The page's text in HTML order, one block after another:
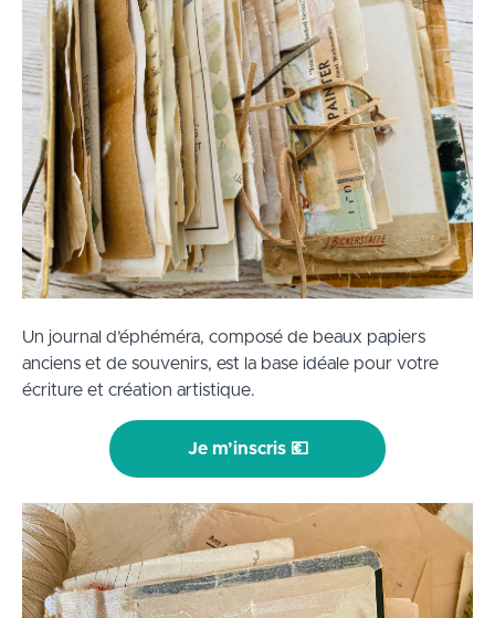
Un journal d’éphéméra, composé de beaux papiers
anciens et de souvenirs, est la base idéale pour votre
écriture et création artistique.
Je m’inscris 💶